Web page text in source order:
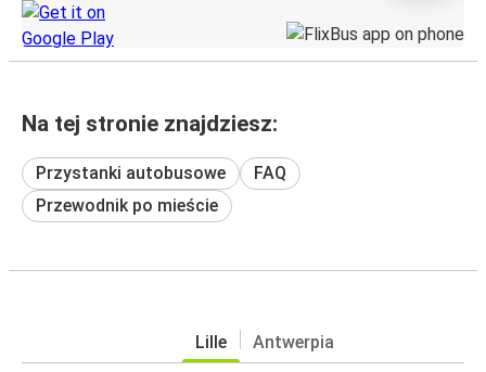
Na tej stronie znajdziesz:
Przystanki autobusowe
FAQ
Przewodnik po mieście
Lille Antwerpia